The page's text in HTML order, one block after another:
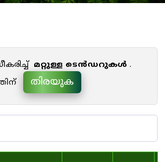
മറ്റുള്ള ടെൻഡറുകൾ .
തിരയുക